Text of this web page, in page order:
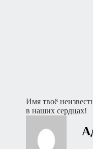
Навигация
по
записям
Имя твоё
в наших сердцах!